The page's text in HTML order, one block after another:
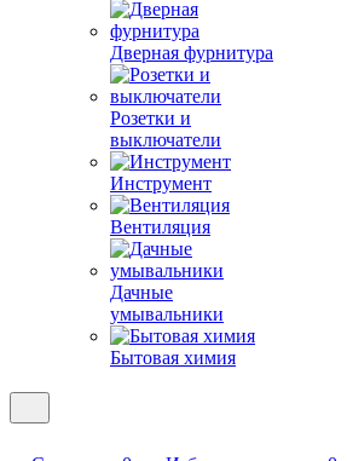
Дверная фурнитура
Розетки и
выключатели
Инструмент
Вентиляция
Дачные
умывальники
Бытовая химия